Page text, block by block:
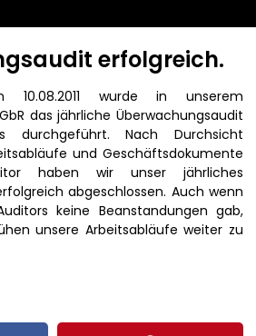
erfolgreich.
wurde in unserem
das jährliche Überwachungsaudit
durchgeführt. Nach Durchsicht
und Geschäftsdokumente
haben wir unser jährliches
abgeschlossen. Auch wenn
keine Beanstandungen gab,
unsere Arbeitsabläufe weiter zu